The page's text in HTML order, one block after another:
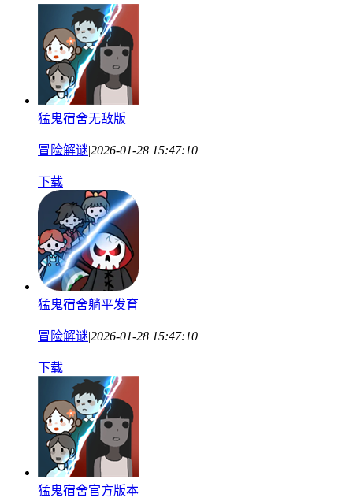
猛鬼宿舍无敌版
冒险解谜|2026-01-28 15:47:10
下载
猛鬼宿舍躺平发育
冒险解谜|2026-01-28 15:47:10
下载
猛鬼宿舍官方版本